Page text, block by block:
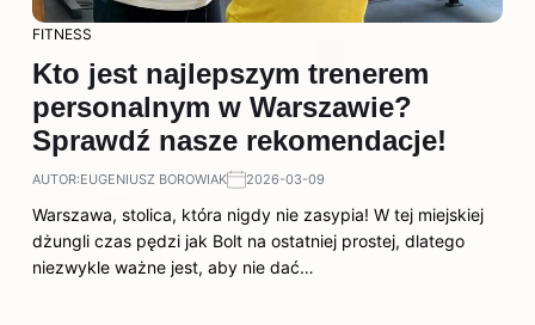
FITNESS
Kto jest najlepszym trenerem
personalnym w Warszawie?
Sprawdź nasze rekomendacje!
AUTOR:EUGENIUSZ BOROWIAK 2026-03-09
Warszawa, stolica, która nigdy nie zasypia! W tej miejskiej
dżungli czas pędzi jak Bolt na ostatniej prostej, dlatego
niezwykle ważne jest, aby nie dać…